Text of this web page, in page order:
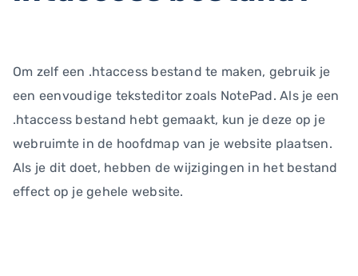
Om zelf een .htaccess bestand te maken, gebruik je
een eenvoudige teksteditor zoals NotePad. Als je een
.htaccess bestand hebt gemaakt, kun je deze op je
webruimte in de hoofdmap van je website plaatsen.
Als je dit doet, hebben de wijzigingen in het bestand
effect op je gehele website.